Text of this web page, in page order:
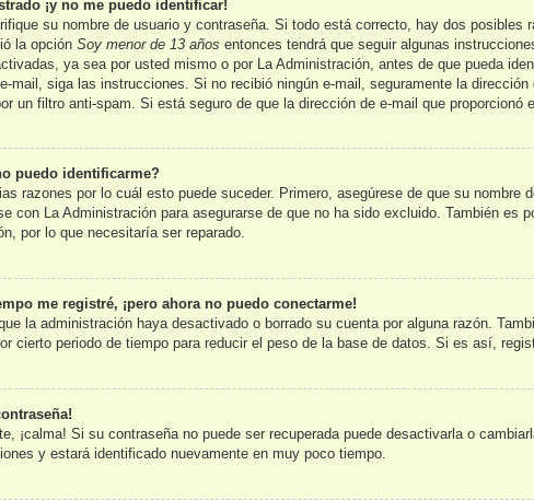
¡y no me puedo identificar!
su nombre de usuario y contraseña. Si todo está correcto, hay dos
la opción Soy menor de 13 años entonces tendrá que seguir algunas
ya sea por usted mismo o por La Administración, antes de que pueda
mail, siga las instrucciones. Si no recibió ningún e-mail, seguramente la
un filtro anti-spam. Si está seguro de que la dirección de e-mail que proporcionó
puedo identificarme?
razones por lo cuál esto puede suceder. Primero, asegúrese de que su
con La Administración para asegurarse de que no ha sido excluido. También
por lo que necesitaría ser reparado.
me registré, ¡pero ahora no puedo conectarme!
la administración haya desactivado o borrado su cuenta por alguna razón.
cierto periodo de tiempo para reducir el peso de la base de datos. Si es así,
¡calma! Si su contraseña no puede ser recuperada puede desactivarla o
y estará identificado nuevamente en muy poco tiempo.